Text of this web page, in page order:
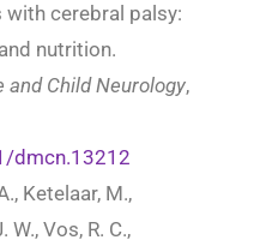
cerebral palsy:
nutrition.
and Child Neurology,
dmcn.13212
Ketelaar, M.,
W., Vos, R. C.,